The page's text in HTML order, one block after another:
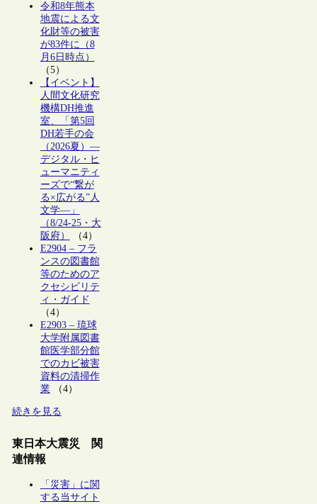
令和8年熊本
地震による文
化財等の被害
が83件に（8
月6日時点）
（5）
【イベント】
人間文化研究
機構DH推進
室、「第5回
DH若手の会
（2026夏）―
デジタル・ヒ
ューマニティ
ーズで“繋が
る×広がる”人
文学―」
（8/24-25・大
阪府）
（4）
E2904 – フラ
ンスの図書館
等のためのア
クセシビリテ
ィ・ガイド
（4）
E2903 – 琉球
大学附属図書
館医学部分館
でのカビ被害
資料の清掃作
業（4）
続きを見る
東日本大震災 関
連情報
「災害」に関
する当サイト